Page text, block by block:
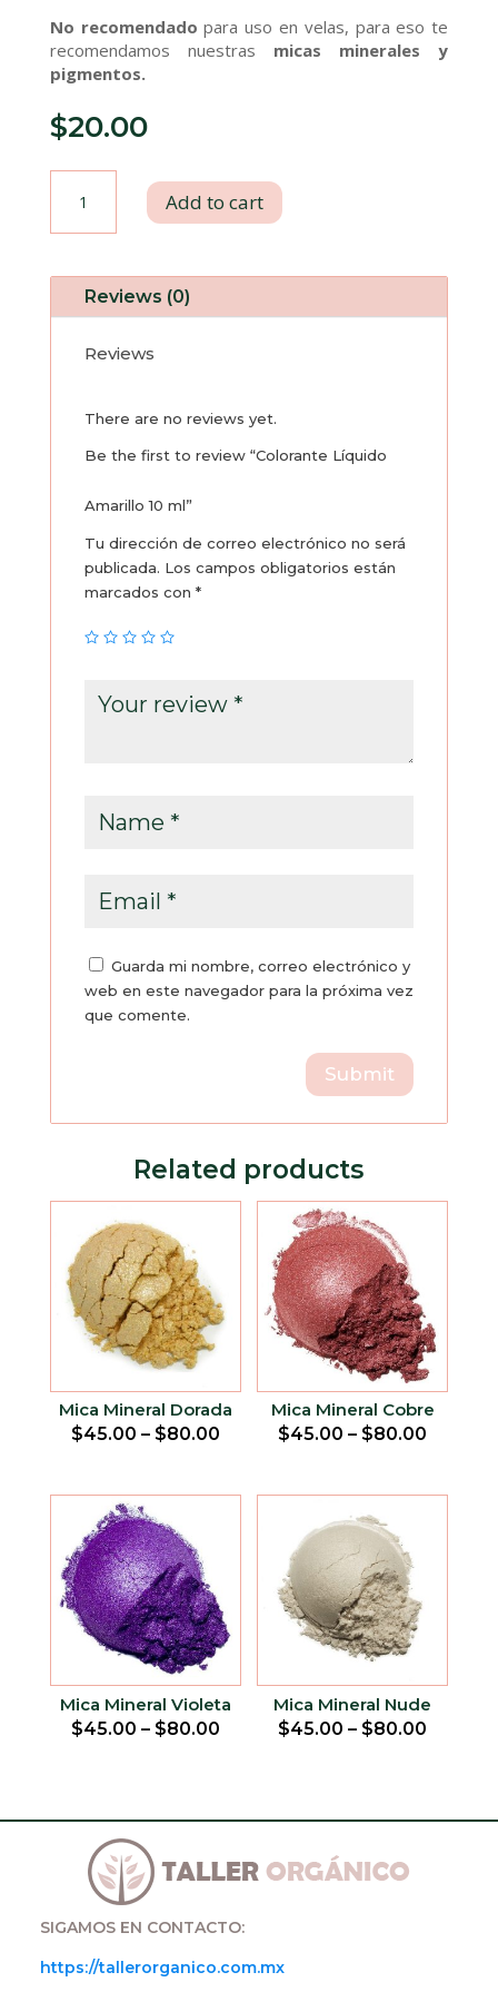
No recomendado para uso en velas, para eso te
recomendamos nuestras micas minerales y
pigmentos.
$20.00
Colorante
Amarillo
quantity
Add to cart
Reviews (0)
Reviews
There are no reviews yet.
Be the first to review “Colorante Líquido
Amarillo 10 ml”
Tu dirección de correo electrónico no será
publicada. Los campos obligatorios están
marcados con *
Guarda mi nombre, correo electrónico y
web en este navegador para la próxima vez
que comente.
Related products
Mica Mineral Dorada
$45.00 – $80.00
Mica Mineral Cobre
$45.00 – $80.00
Mica Mineral Violeta
$45.00 – $80.00
Mica Mineral Nude
$45.00 – $80.00
SIGAMOS EN CONTACTO:
https://tallerorganico.com.mx